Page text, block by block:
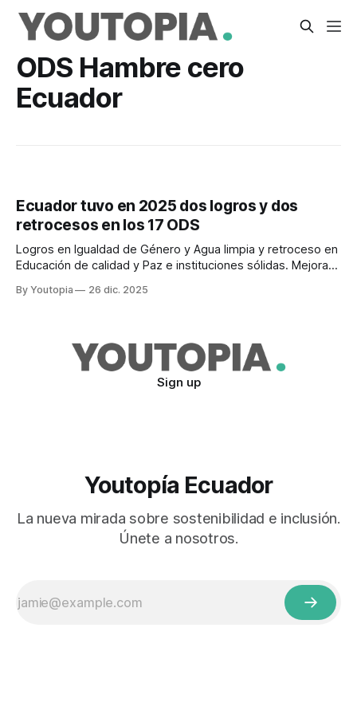
ODS Hambre cero
Ecuador
Ecuador tuvo en 2025 dos logros y dos
retrocesos en los 17 ODS
Logros en Igualdad de Género y Agua limpia y retroceso en
Educación de calidad y Paz e instituciones sólidas. Mejoras
By Youtopia 26 dic. 2025
Sign up
Youtopía Ecuador
La nueva mirada sobre sostenibilidad e inclusión.
Únete a nosotros.